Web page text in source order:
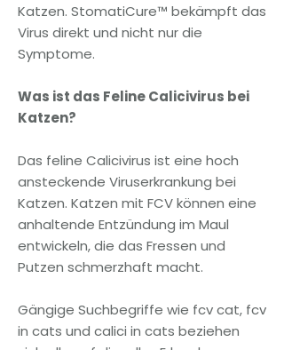
Katzen. StomatiCure™ bekämpft das
Virus direkt und nicht nur die
Symptome.
Was ist das Feline Calicivirus bei
Katzen?
Das feline Calicivirus ist eine hoch
ansteckende Viruserkrankung bei
Katzen. Katzen mit FCV können eine
anhaltende Entzündung im Maul
entwickeln, die das Fressen und
Putzen schmerzhaft macht.
Gängige Suchbegriffe wie fcv cat, fcv
in cats und calici in cats beziehen